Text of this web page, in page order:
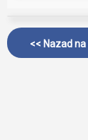
<< Nazad na